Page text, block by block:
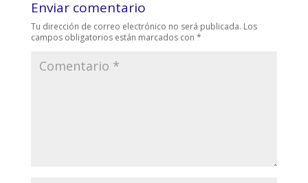
Enviar comentario
Tu dirección de correo electrónico no será publicada. Los
campos obligatorios están marcados con *